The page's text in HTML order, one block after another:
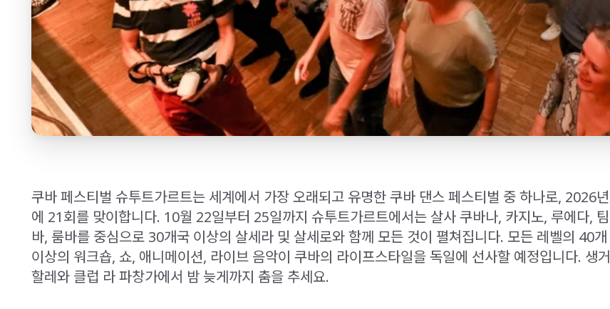
쿠바 페스티벌 슈투트가르트는 세계에서 가장 오래되고 유명한 쿠바 댄스 페스티벌 중 하나로, 2026년
에 21회를 맞이합니다. 10월 22일부터 25일까지 슈투트가르트에서는 살사 쿠바나, 카지노, 루에다, 팀
바, 룸바를 중심으로 30개국 이상의 살세라 및 살세로와 함께 모든 것이 펼쳐집니다. 모든 레벨의 40개
이상의 워크숍, 쇼, 애니메이션, 라이브 음악이 쿠바의 라이프스타일을 독일에 선사할 예정입니다. 생거
할레와 클럽 라 파창가에서 밤 늦게까지 춤을 추세요.